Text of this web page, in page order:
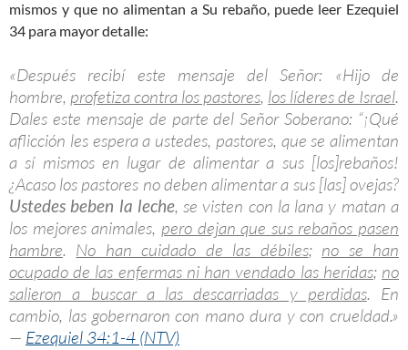
mismos y que no alimentan a Su rebaño, puede leer Ezequiel
34 para mayor detalle:
«Después recibí este mensaje del Señor: «Hijo de
hombre, profetiza contra los pastores, los líderes de Israel.
Dales este mensaje de parte del Señor Soberano: “¡Qué
aflicción les espera a ustedes, pastores, que se alimentan
a sí mismos en lugar de alimentar a sus [los]rebaños!
¿Acaso los pastores no deben alimentar a sus [las] ovejas?
Ustedes beben la leche, se visten con la lana y matan a
los mejores animales, pero dejan que sus rebaños pasen
hambre. No han cuidado de las débiles; no se han
ocupado de las enfermas ni han vendado las heridas; no
salieron a buscar a las descarriadas y perdidas. En
cambio, las gobernaron con mano dura y con crueldad.»
— Ezequiel 34:1-4 (NTV)